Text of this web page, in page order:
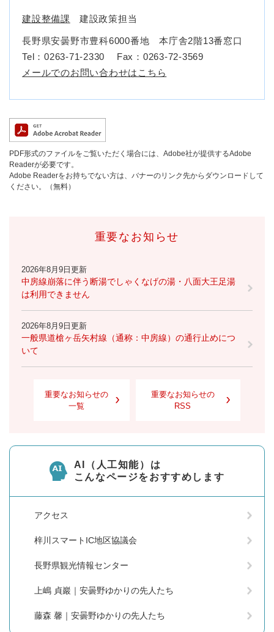
建設整備課 建設政策担当
長野県安曇野市豊科6000番地 本庁舎2階13番窓口
Tel：0263-71-2330
Fax：0263-72-3569
メールでのお問い合わせはこちら
PDF形式のファイルをご覧いただく場合には、Adobe社が提供するAdobe
Readerが必要です。
Adobe Readerをお持ちでない方は、バナーのリンク先からダウンロードして
ください。（無料）
重要なお知らせ
2026年8月9日更新
中房線崩落に伴う断湯でしゃくなげの湯・八面大王足湯
は利用できません
2026年8月9日更新
一般県道槍ヶ岳矢村線（通称：中房線）の通行止めにつ
いて
重要なお知らせの
一覧
重要なお知らせの
RSS
AI（人工知能）は
こんなページをおすすめします
アクセス
梓川スマートIC地区協議会
長野県観光情報センター
上嶋 貞巖｜安曇野ゆかりの先人たち
藤森 馨｜安曇野ゆかりの先人たち